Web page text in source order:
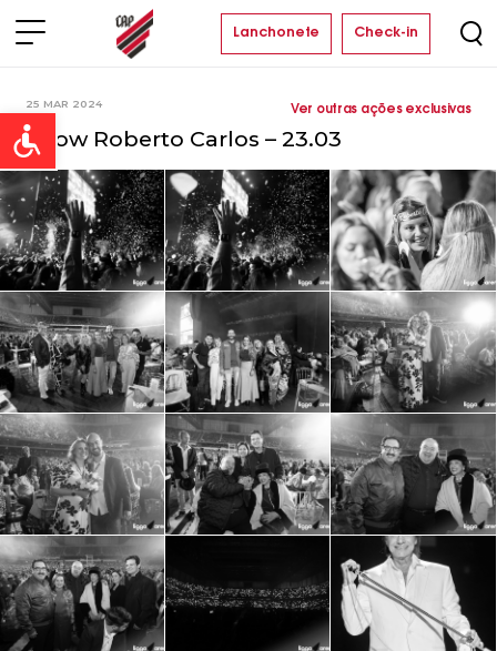
Open toolbar
Lanchonete Check-in
25 MAR 2024
Show Roberto Carlos – 23.03
Ver outras ações exclusivas